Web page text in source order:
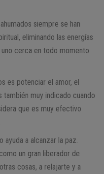
siempre se han
eliminando las energías
cerca en todo momento
es potenciar el amor, el
también muy indicado cuando
que es muy efectivo
ayuda a alcanzar la paz.
un gran liberador de
cosas, a relajarte y a